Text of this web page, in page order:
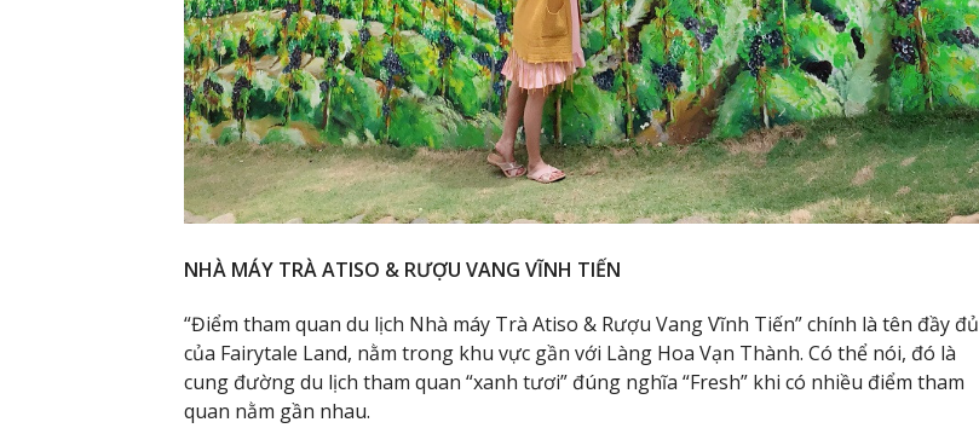
NHÀ MÁY TRÀ ATISO & RƯỢU VANG VĨNH TIẾN
“Điểm tham quan du lịch Nhà máy Trà Atiso & Rượu Vang Vĩnh Tiến” chính là tên đầy đủ
của Fairytale Land, nằm trong khu vực gần với Làng Hoa Vạn Thành. Có thể nói, đó là
cung đường du lịch tham quan “xanh tươi” đúng nghĩa “Fresh” khi có nhiều điểm tham
quan nằm gần nhau.